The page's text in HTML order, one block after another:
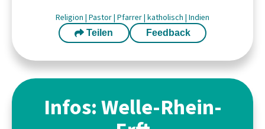
Religion | Pastor| Pfarrer| katholisch | Indien
Teilen Feedback
Infos: Welle-Rhein-